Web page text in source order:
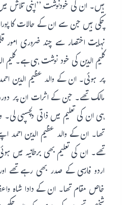
ہیں۔ ان کی خودنوشت ’’اپنی تلاش
چکی ہیں جن سے ان کے حالات کا پورا
نہایت اختصار سے چند ضروری امور
کلیم الدین کی خود نوشت ہی ہے۔کلیم
پر ہوئی۔ ان کے والد عظیم الدین
مالک تھے۔ جن کے اثرات ان پر
ہی ان کی تعلیم میں ذاتی دلچسپی
تھا۔ ان کے والد عظیم الدین احمد
تھے۔ ان کی تعلیم بھی برطانیہ میں
اردو فارسی کے صدر بھی رہے تھے
خاص مقام تھا۔ ان کے دادا شاہ